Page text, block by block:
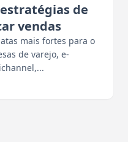
de
vendas
mais fortes para o
de varejo, e-